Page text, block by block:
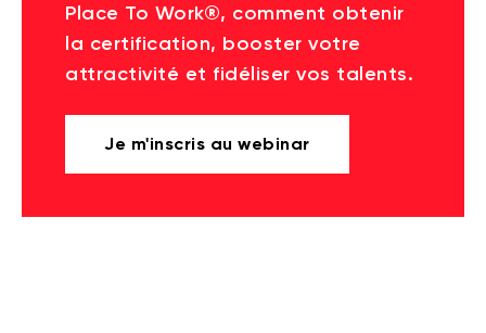
Place To Work®, comment obtenir
la certification, booster votre
attractivité et fidéliser vos talents.
Je m'inscris au webinar